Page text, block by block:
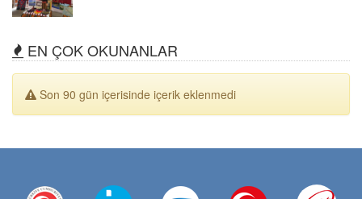
EN ÇOK OKUNANLAR
Son 90 gün içerisinde içerik eklenmedi